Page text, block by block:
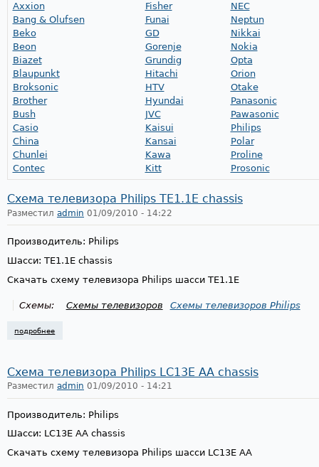
Axxion
Bang & Olufsen
Beko
Beon
Biazet
Blaupunkt
Broksonic
Brother
Bush
Casio
China
Chunlei
Contec
Fisher
Funai
GD
Gorenje
Grundig
Hitachi
HTV
Hyundai
JVC
Kaisui
Kansai
Kawa
Kitt
NEC
Neptun
Nikkai
Nokia
Opta
Orion
Otake
Panasonic
Pawasonic
Philips
Polar
Proline
Prosonic
Схема телевизора Philips TE1.1E chassis
Разместил admin 01/09/2010 - 14:22
Производитель: Philips
Шасси: TE1.1E chassis
Скачать схему телевизора Philips шасси TE1.1E
Схемы: Схемы телевизоров Схемы телевизоров Philips
подробнее
Схема телевизора Philips LC13E AA chassis
Разместил admin 01/09/2010 - 14:21
Производитель: Philips
Шасси: LC13E AA chassis
Скачать схему телевизора Philips шасси LC13E AA